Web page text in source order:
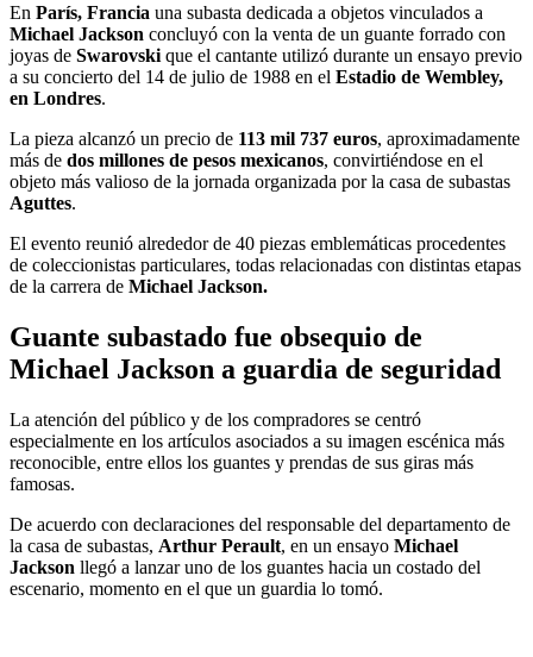
En París, Francia una subasta dedicada a objetos vinculados a
Michael Jackson concluyó con la venta de un guante forrado con
joyas de Swarovski que el cantante utilizó durante un ensayo previo
a su concierto del 14 de julio de 1988 en el Estadio de Wembley,
en Londres.
La pieza alcanzó un precio de 113 mil 737 euros, aproximadamente
más de dos millones de pesos mexicanos, convirtiéndose en el
objeto más valioso de la jornada organizada por la casa de subastas
Aguttes.
El evento reunió alrededor de 40 piezas emblemáticas procedentes
de coleccionistas particulares, todas relacionadas con distintas etapas
de la carrera de Michael Jackson.
Guante subastado fue obsequio de
Michael Jackson a guardia de seguridad
La atención del público y de los compradores se centró
especialmente en los artículos asociados a su imagen escénica más
reconocible, entre ellos los guantes y prendas de sus giras más
famosas.
De acuerdo con declaraciones del responsable del departamento de
la casa de subastas, Arthur Perault, en un ensayo Michael
Jackson llegó a lanzar uno de los guantes hacia un costado del
escenario, momento en el que un guardia lo tomó.